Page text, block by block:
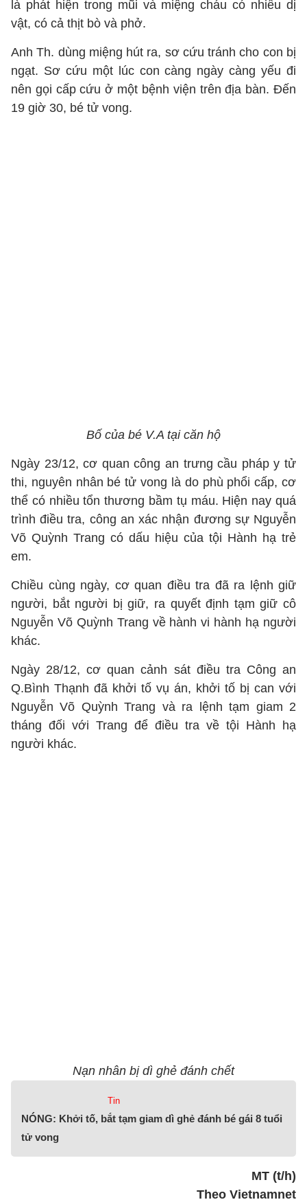
là phát hiện trong mũi và miệng cháu có nhiều dị
vật, có cả thịt bò và phở.
Anh Th. dùng miệng hút ra, sơ cứu tránh cho con bị
ngạt. Sơ cứu một lúc con càng ngày càng yếu đi
nên gọi cấp cứu ở một bệnh viện trên địa bàn. Đến
19 giờ 30, bé tử vong.
Bố của bé V.A tại căn hộ
Ngày 23/12, cơ quan công an trưng cầu pháp y tử
thi, nguyên nhân bé tử vong là do phù phổi cấp, cơ
thể có nhiều tổn thương bầm tụ máu. Hiện nay quá
trình điều tra, công an xác nhận đương sự Nguyễn
Võ Quỳnh Trang có dấu hiệu của tội Hành hạ trẻ
em.
Chiều cùng ngày, cơ quan điều tra đã ra lệnh giữ
người, bắt người bị giữ, ra quyết định tạm giữ cô
Nguyễn Võ Quỳnh Trang về hành vi hành hạ người
khác.
Ngày 28/12, cơ quan cảnh sát điều tra Công an
Q.Bình Thạnh đã khởi tố vụ án, khởi tố bị can với
Nguyễn Võ Quỳnh Trang và ra lệnh tạm giam 2
tháng đối với Trang để điều tra về tội Hành hạ
người khác.
Nạn nhân bị dì ghẻ đánh chết
Tin
NÓNG: Khởi tố, bắt tạm giam dì ghẻ đánh bé gái 8 tuổi
tử vong
MT (t/h)
Theo Vietnamnet